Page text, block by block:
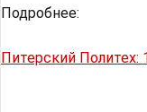
Подробнее:
Питерский